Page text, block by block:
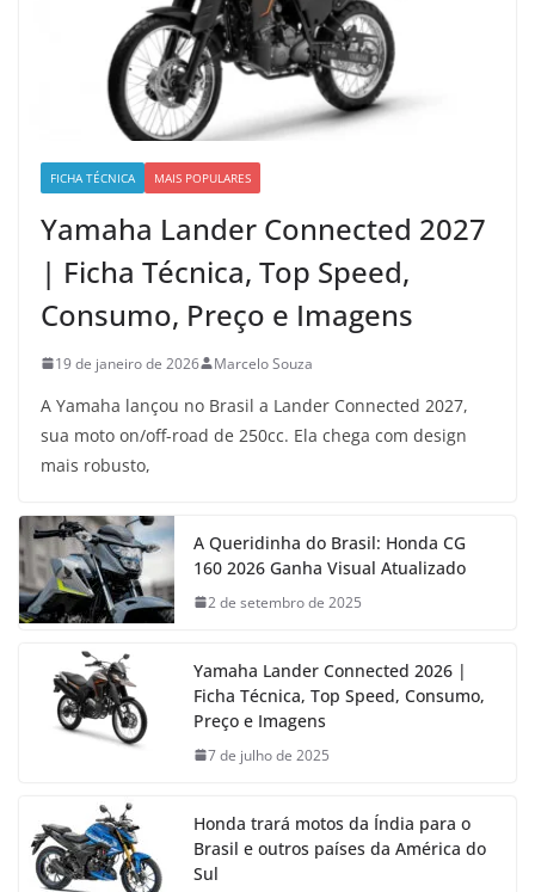
FICHA TÉCNICA MAIS POPULARES
Yamaha Lander Connected 2027
| Ficha Técnica, Top Speed,
Consumo, Preço e Imagens
19 de janeiro de 2026 Marcelo Souza
A Yamaha lançou no Brasil a Lander Connected 2027,
sua moto on/off-road de 250cc. Ela chega com design
mais robusto,
A Queridinha do Brasil: Honda CG
160 2026 Ganha Visual Atualizado
2 de setembro de 2025
Yamaha Lander Connected 2026 |
Ficha Técnica, Top Speed, Consumo,
Preço e Imagens
7 de julho de 2025
Honda trará motos da Índia para o
Brasil e outros países da América do
Sul